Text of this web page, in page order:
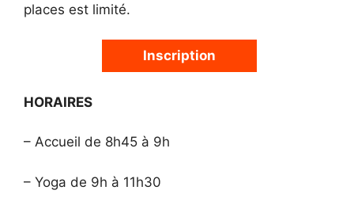
places est limité.
Inscription
HORAIRES
– Accueil de 8h45 à 9h
– Yoga de 9h à 11h30